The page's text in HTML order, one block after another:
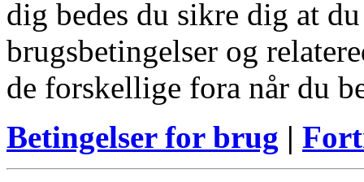
dig bedes du sikre dig at
brugsbetingelser og
de forskellige fora når du
Betingelser for brug |